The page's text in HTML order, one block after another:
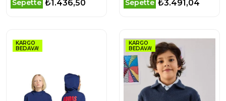
Sepette ₺1.436,50 Sepette ₺3.491,04
KARGO
BEDAVA!
KARGO
BEDAVA!